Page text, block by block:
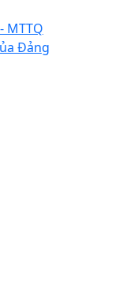
MTTQ
Đảng